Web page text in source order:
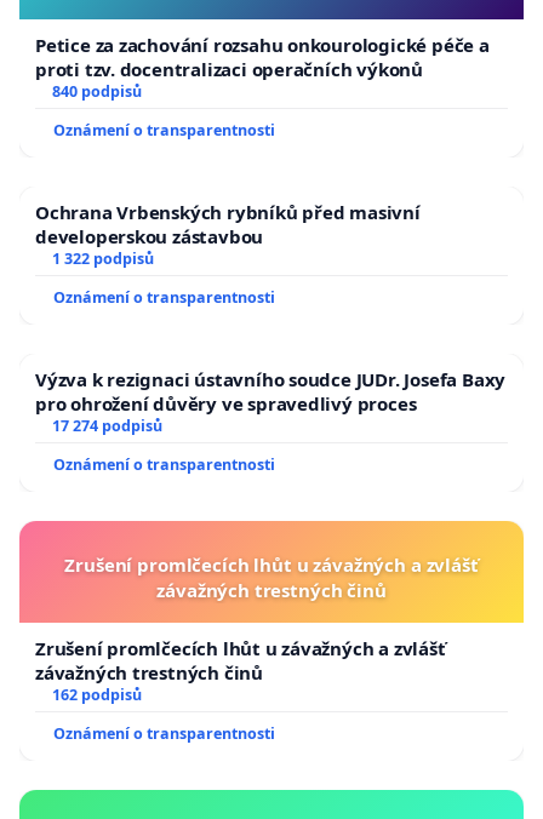
Petice za zachování rozsahu onkourologické péče a
proti tzv. docentralizaci operačních výkonů
840 podpisů
Oznámení o transparentnosti
Ochrana Vrbenských rybníků před masivní
developerskou zástavbou
1 322 podpisů
Oznámení o transparentnosti
Výzva k rezignaci ústavního soudce JUDr. Josefa Baxy
pro ohrožení důvěry ve spravedlivý proces
17 274 podpisů
Oznámení o transparentnosti
Zrušení promlčecích lhůt u závažných a zvlášť
závažných trestných činů
Zrušení promlčecích lhůt u závažných a zvlášť
závažných trestných činů
162 podpisů
Oznámení o transparentnosti